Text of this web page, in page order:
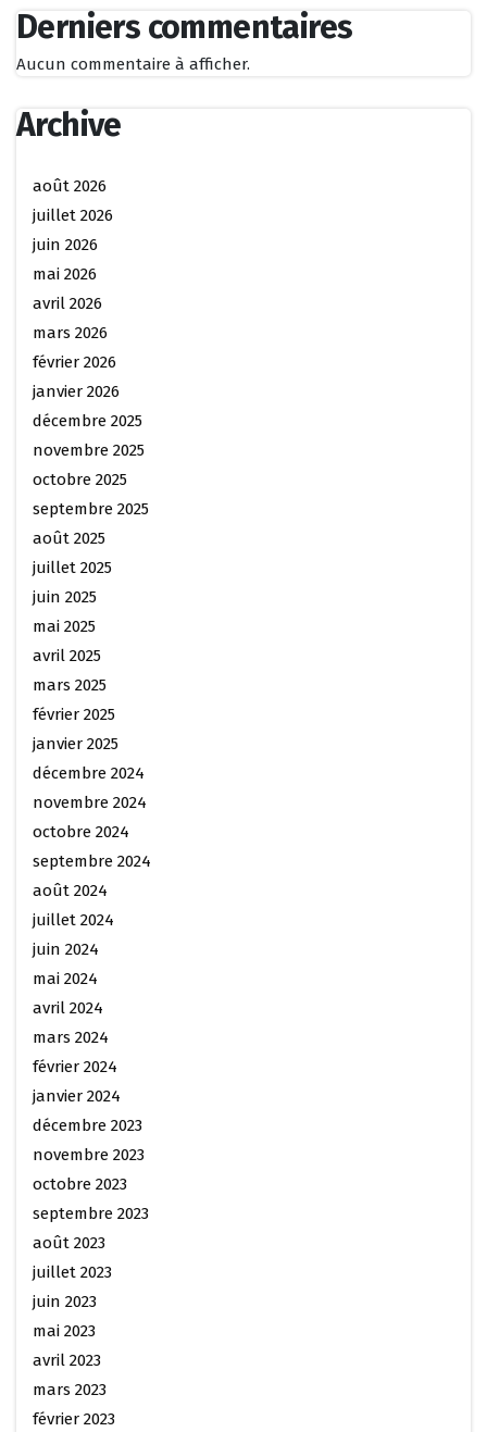
Derniers commentaires
Aucun commentaire à afficher.
Archive
août 2026
juillet 2026
juin 2026
mai 2026
avril 2026
mars 2026
février 2026
janvier 2026
décembre 2025
novembre 2025
octobre 2025
septembre 2025
août 2025
juillet 2025
juin 2025
mai 2025
avril 2025
mars 2025
février 2025
janvier 2025
décembre 2024
novembre 2024
octobre 2024
septembre 2024
août 2024
juillet 2024
juin 2024
mai 2024
avril 2024
mars 2024
février 2024
janvier 2024
décembre 2023
novembre 2023
octobre 2023
septembre 2023
août 2023
juillet 2023
juin 2023
mai 2023
avril 2023
mars 2023
février 2023